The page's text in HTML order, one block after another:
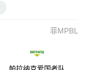
菲MPBL